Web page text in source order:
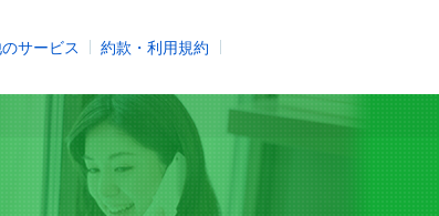
サービス 約款・利用規約